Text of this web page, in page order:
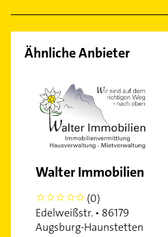
Allgemeinarzt
Ähnliche Anbieter
Walter Immobilien
0
(0)
Edelweißstr. • 86179
Augsburg-Haunstetten